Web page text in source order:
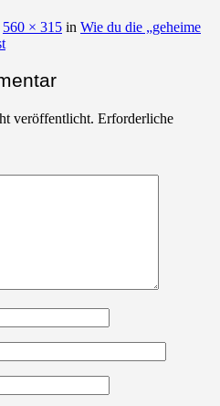
560 × 315 in Wie du die „geheime
veröffentlicht. Erforderliche